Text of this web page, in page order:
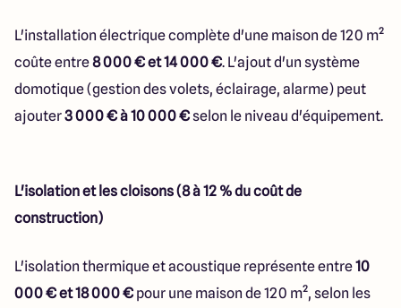
L'installation électrique complète d'une maison de 120 m²
coûte entre8 000 € et 14 000 €. L'ajout d'un système
domotique (gestion des volets, éclairage, alarme) peut
ajouter3 000 € à 10 000 €selon le niveau d'équipement.
L'isolation et les cloisons (8 à 12 % du coût de
construction)
L'isolation thermique et acoustique représente entre10
000 € et 18 000 € pour une maison de 120 m², selon les